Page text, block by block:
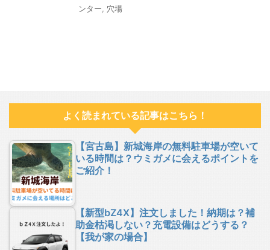
ンター
穴場
よく読まれている記事はこちら！
【宮古島】新城海岸の無料駐車場が空いて
いる時間は？ウミガメに会えるポイントを
ご紹介！
【新型bZ4X】注文しました！納期は？補
助金枯渇しない？充電設備はどうする？
【我が家の場合】